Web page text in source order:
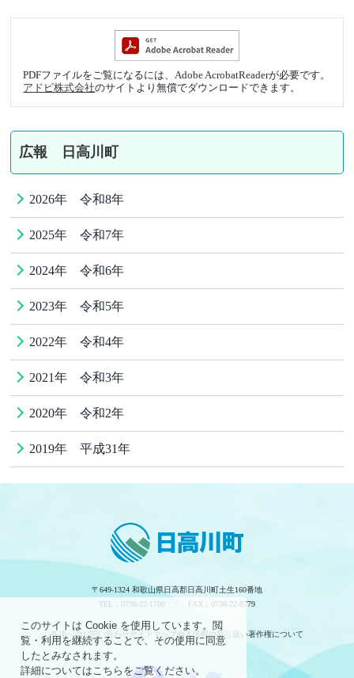
このサイトは Cookie を使用しています。閲
覧・利用を継続することで、その使用に同意
したとみなされます。
詳細についてはこちらをご覧ください。
PDFファイルをご覧になるには、Adobe AcrobatReaderが必要です。
アドビ株式会社のサイトより無償でダウンロードできます。
広報 日高川町
2026年 令和8年
2025年 令和7年
2024年 令和6年
2023年 令和5年
2022年 令和4年
2021年 令和3年
2020年 令和2年
2019年 平成31年
〒649-1324 和歌山県日高郡日高川町土生160番地
TEL：0738-22-1700 / FAX：0738-22-8779
各課へのお問い合わせ サイトマップ個人情報の取り扱い著作権について